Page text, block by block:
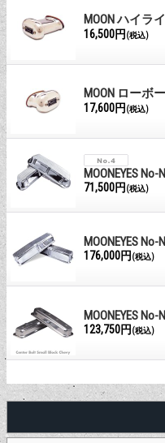
MOON ハイラ
16,500円 (税込)
MOON ローボ
17,600円 (税込)
MOONEYES
71,500円 (税込)
MOONEYES
176,000円 (税込)
MOONEYES
123,750円 (税込)